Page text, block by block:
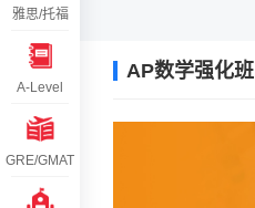
AP数学强化班
雅思/托福
A-Level
GRE/GMAT